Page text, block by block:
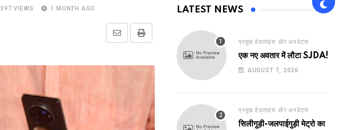
397 VIEWS 1 MONTH AGO
Print
Share
Email
LATEST NEWS
प्रमुख हेडलाइंस और अपडेट्स
एक नए अवतार में लौटा SJDA!
AUGUST 7, 2026
प्रमुख हेडलाइंस और अपडेट्स
सिलीगुड़ी-जलपाईगुड़ी मेट्रो का